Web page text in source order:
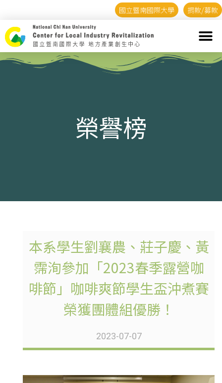
國立暨南國際大學 捐款/募款
榮譽榜
本系學生劉襄農、莊子慶、黃
霈洵參加「2023春季露營咖
啡節」咖啡爽節學生盃沖煮賽
榮獲團體組優勝！
2023-07-07